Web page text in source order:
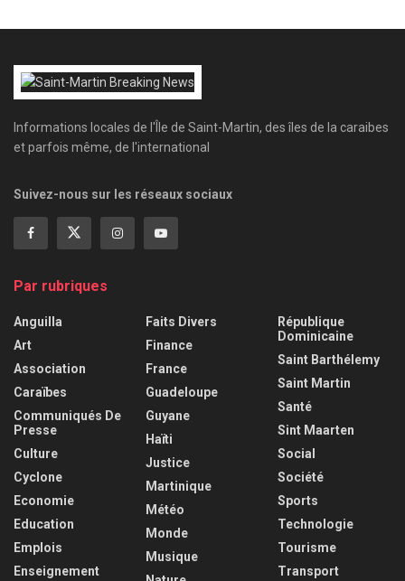
Informations locales de l'Île de Saint-Martin, des îles de la caraibes
et parfois même, de l'international
Suivez-nous sur les réseaux sociaux
Par rubriques
Anguilla
Art
Association
Caraïbes
Communiqués De
Presse
Culture
Cyclone
Economie
Education
Emplois
Enseignement
Faits Divers
Finance
France
Guadeloupe
Guyane
Haïti
Justice
Martinique
Météo
Monde
Musique
République
Dominicaine
Saint Barthélemy
Saint Martin
Santé
Sint Maarten
Social
Société
Sports
Technologie
Tourisme
Transport